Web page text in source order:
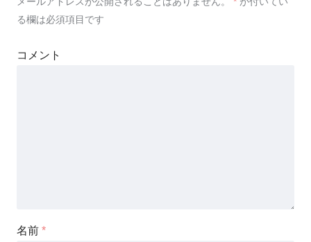
る欄は必須項目です
コメント
名前 *